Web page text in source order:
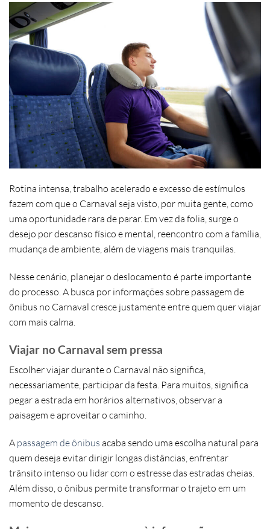
Rotina intensa, trabalho acelerado e excesso de estímulos
fazem com que o Carnaval seja visto, por muita gente, como
uma oportunidade rara de parar. Em vez da folia, surge o
desejo por descanso físico e mental, reencontro com a família,
mudança de ambiente, além de viagens mais tranquilas.
Nesse cenário, planejar o deslocamento é parte importante
do processo. A busca por informações sobre passagem de
ônibus no Carnaval cresce justamente entre quem quer viajar
com mais calma.
Viajar no Carnaval sem pressa
Escolher viajar durante o Carnaval não significa,
necessariamente, participar da festa. Para muitos, significa
pegar a estrada em horários alternativos, observar a
paisagem e aproveitar o caminho.
A passagem de ônibus acaba sendo uma escolha natural para
quem deseja evitar dirigir longas distâncias, enfrentar
trânsito intenso ou lidar com o estresse das estradas cheias.
Além disso, o ônibus permite transformar o trajeto em um
momento de descanso.